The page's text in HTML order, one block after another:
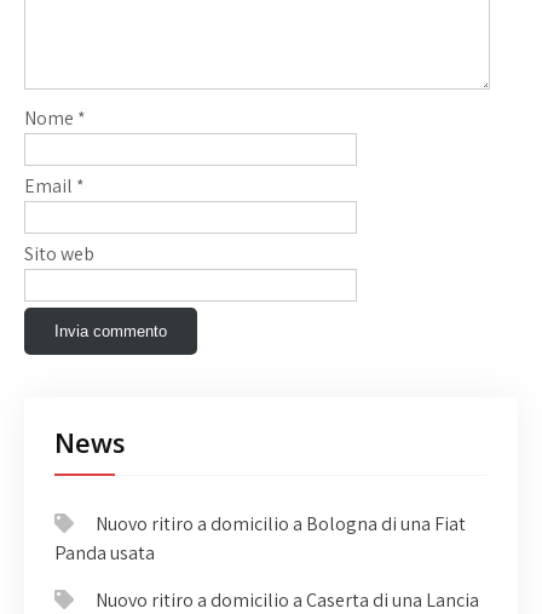
Nome *
Email *
Sito web
News
Nuovo ritiro a domicilio a Bologna di una Fiat
Panda usata
Nuovo ritiro a domicilio a Caserta di una Lancia